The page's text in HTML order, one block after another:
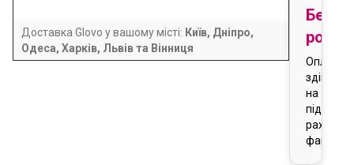
Доставка Glovo у вашому місті: Київ, Дніпро,
Одеса, Харків, Львів та Вінниця
Оплата
на
підставі
рахунку-
фактури